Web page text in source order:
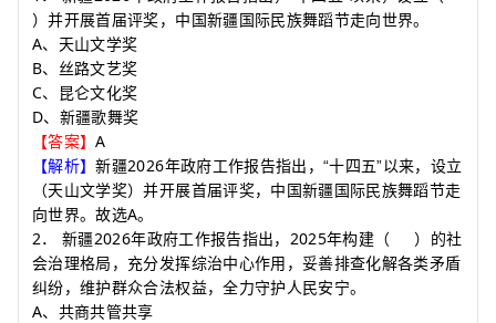
）并开展首届评奖，中国新疆国际民族舞蹈节走向世界。
A、天山文学奖
B、丝路文艺奖
C、昆仑文化奖
D、新疆歌舞奖
【答案】A
【解析】新疆2026年政府工作报告指出，“十四五”以来，设立
（天山文学奖）并开展首届评奖，中国新疆国际民族舞蹈节走
向世界。故选A。
2． 新疆2026年政府工作报告指出， 2025年构建 （ ） 的社
会治理格局，充分发挥综治中心作用，妥善排查化解各类矛盾
纠纷，维护群众合法权益，全力守护人民安宁。
A、共商共管共享